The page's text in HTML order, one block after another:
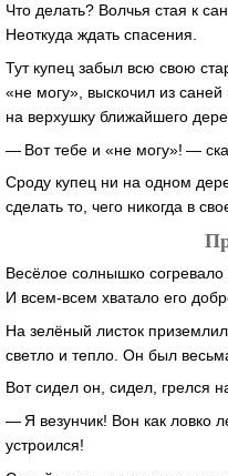
Что делать? Волчья стая к
Неоткуда ждать спасения.
Тут купец забыл всю свою
«не могу», выскочил из
на верхушку ближайшего
— Вот тебе и «не могу»! —
Сроду купец ни на одном
сделать то, чего никогда в
Весёлое солнышко
И всем-всем хватало его
На зелёный листок
светло и тепло. Он был
Вот сидел он, сидел, грелся
— Я везунчик! Вон как ловко
устроился!